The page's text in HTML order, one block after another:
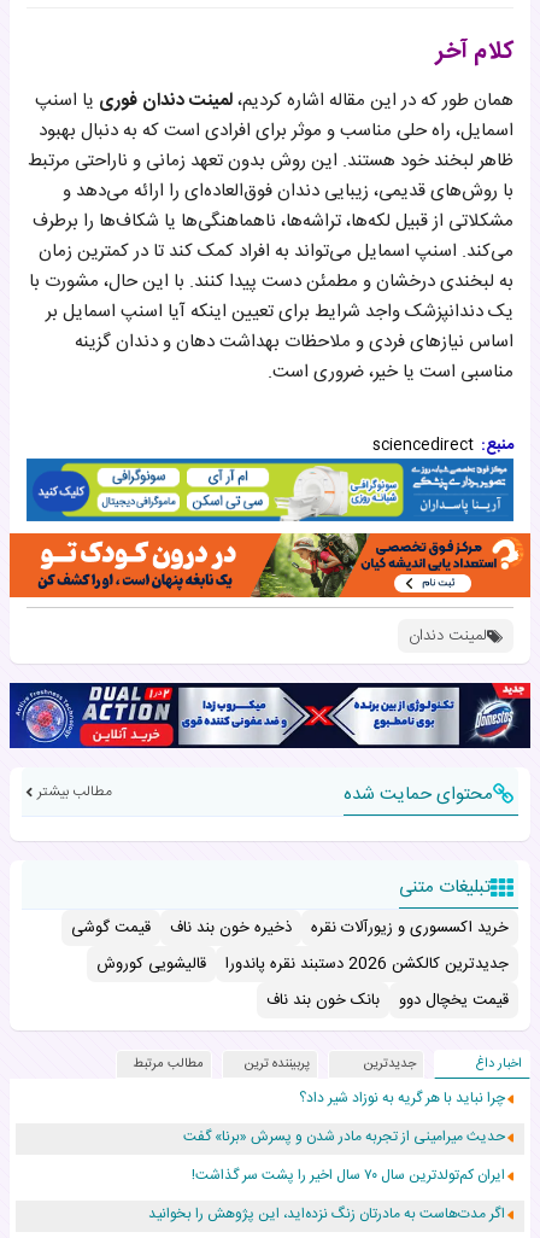
کلام آخر
همان طور که در این مقاله اشاره کردیم،لمینت دندان فوری یا اسنپ
اسمایل، راه حلی مناسب و موثر برای افرادی است که به دنبال بهبود
ظاهر لبخند خود هستند. این روش بدون تعهد زمانی و ناراحتی مرتبط
با روش‌های قدیمی، زیبایی دندان فوق‌العاده‌ای را ارائه می‌دهد و
مشکلاتی از قبیل لکه‌ها، تراشه‌ها، ناهماهنگی‌ها یا شکاف‌ها را برطرف
می‌کند. اسنپ اسمایل می‌تواند به افراد کمک کند تا در کمترین زمان
به لبخندی درخشان و مطمئن دست پیدا کنند. با این حال، مشورت با
یک دندانپزشک واجد شرایط برای تعیین اینکه آیا اسنپ اسمایل بر
اساس نیازهای فردی و ملاحظات بهداشت دهان و دندان گزینه
مناسبی است یا خیر، ضروری است.
منبع: sciencedirect
لمینت دندان
محتوای حمایت شده مطالب بیشتر
تبلیغات متنی
خرید اکسسوری و زیورآلات نقره ذخیره خون بند ناف
قیمت گوشی
جدیدترین کالکشن 2026 دستبند نقره پاندورا
قالیشویی کوروش
قیمت یخچال دوو
بانک خون بند ناف
اخبار داغ جدیدترین پربیننده ترین مطالب مرتبط
چرا نباید با هر گریه به نوزاد شیر داد؟
حدیث میرامینی از تجربه مادر شدن و پسرش «برنا» گفت
ایران کم‌تولدترین سال ۷۰ سال اخیر را پشت سر گذاشت!
اگر مدت‌هاست به مادرتان زنگ نزده‌اید، این پژوهش را بخوانید